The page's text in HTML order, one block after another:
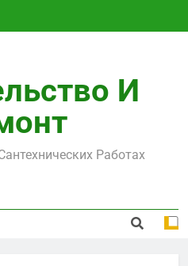
И
Работах